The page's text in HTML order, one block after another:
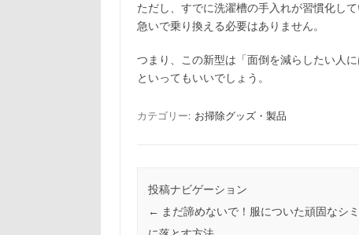
ただし、すでに洗濯槽の手入れが習慣化し
急いで乗り換える必要はありません。
つまり、この新型は「面倒を減らしたい人
といってもいいでしょう。
カテゴリー: お掃除グッズ・製品
投稿ナビゲーション
← まだ諦めないで！服についた頑固なシ